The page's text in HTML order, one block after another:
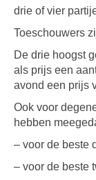
drie of vier
Toeschouwers
De drie hoogst
als prijs een
avond een prijs
Ook voor
hebben
– voor de beste
– voor de beste